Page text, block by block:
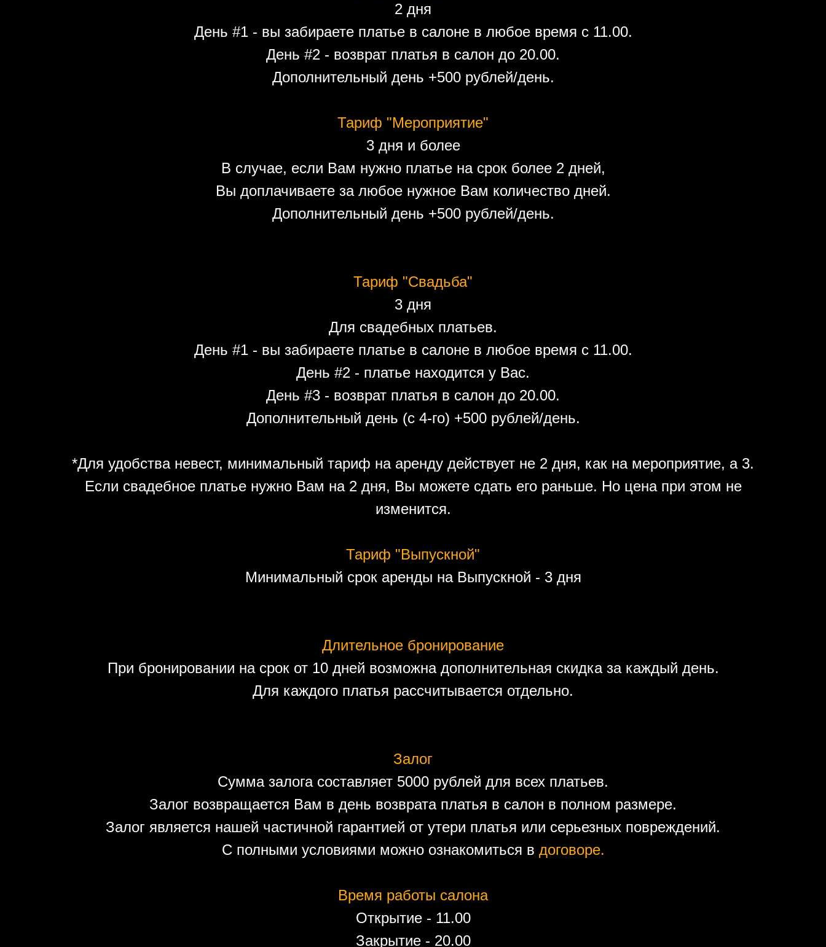
2 дня
День #1 - вы забираете платье в салоне в любое время с 11.00.
День #2 - возврат платья в салон до 20.00.
Дополнительный день +500 рублей/день.
Тариф "Мероприятие"
3 дня и более
В случае, если Вам нужно платье на срок более 2 дней,
Вы доплачиваете за любое нужное Вам количество дней.
Дополнительный день +500 рублей/день.
Тариф "Свадьба"
3 дня
Для свадебных платьев.
День #1 - вы забираете платье в салоне в любое время с 11.00.
День #2 - платье находится у Вас.
День #3 - возврат платья в салон до 20.00.
Дополнительный день (с 4-го) +500 рублей/день.
*Для удобства невест, минимальный тариф на аренду действует не 2 дня, как на мероприятие, а 3.
Если свадебное платье нужно Вам на 2 дня, Вы можете сдать его раньше. Но цена при этом не
изменится.
Тариф "Выпускной"
Минимальный срок аренды на Выпускной - 3 дня
Длительное бронирование
При бронировании на срок от 10 дней возможна дополнительная скидка за каждый день.
Для каждого платья рассчитывается отдельно.
Залог
Сумма залога составляет 5000 рублей для всех платьев.
Залог возвращается Вам в день возврата платья в салон в полном размере.
Залог является нашей частичной гарантией от утери платья или серьезных повреждений.
С полными условиями можно ознакомиться в договоре.
Время работы салона
Открытие - 11.00
Закрытие - 20.00